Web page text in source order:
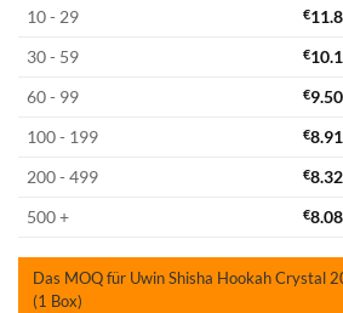
10 - 29
€
30 - 59
€
60 - 99
€9.50
100 - 199
€8.91
200 - 499
€8.32
500 +
€8.08
Das MOQ für Uwin Shisha Hookah Crystal
(1 Box)